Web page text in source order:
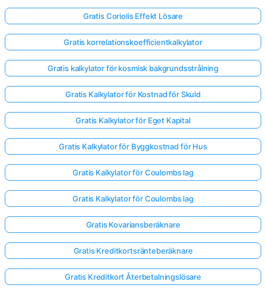
Gratis Coriolis Effekt Lösare
Gratis korrelationskoefficientkalkylator
Gratis kalkylator för kosmisk bakgrundsstrålning
Gratis Kalkylator för Kostnad för Skuld
Gratis Kalkylator för Eget Kapital
Gratis Kalkylator för Byggkostnad för Hus
Gratis Kalkylator för Coulombs lag
Gratis Kalkylator för Coulombs lag
Gratis Kovariansberäknare
Gratis Kreditkortsränteberäknare
Gratis Kreditkort Återbetalningslösare